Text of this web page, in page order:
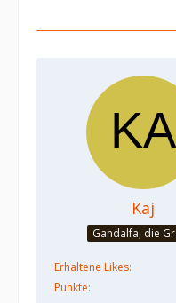
Kaj
Gandalfa, die
Erhaltene Likes
Punkte